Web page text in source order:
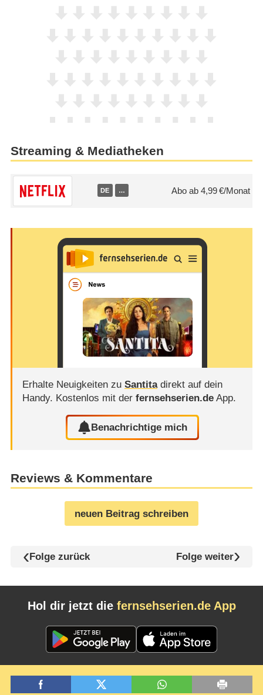
Streaming & Mediatheken
DE … Abo ab 4,99 €/Monat
Erhalte Neuigkeiten zu Santitadirekt auf dein
Handy. Kostenlos mit der fernsehserien.deApp.
Benachrichtige mich
Reviews & Kommentare
neuen Beitrag schreiben
Folge zurück Folge weiter
Hol dir jetzt die fernsehserien.de App